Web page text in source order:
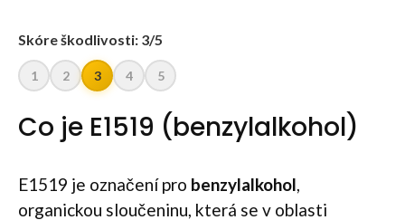
Skóre škodlivosti: 3/5
1 2 3 4 5
Co je E1519 (benzylalkohol)
E1519 je označení pro benzylalkohol,
organickou sloučeninu, která se v oblasti